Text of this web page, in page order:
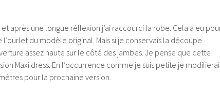
après une longue réflexion j’ai raccourci la robe. Cela a eu
du modèle original. Mais si je conservais la découpe
assez haute sur le côté des jambes. Je pense que cette
Maxi dress. En l’occurrence comme je suis petite je
pour la prochaine version.